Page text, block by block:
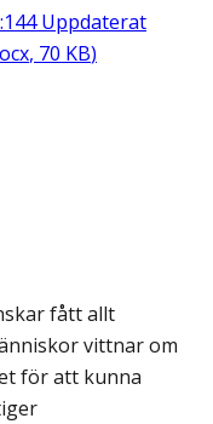
Uppdaterat
, 70 KB)
fått allt
vittnar om
för att kunna